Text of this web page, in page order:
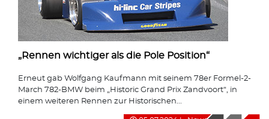
„Rennen wichtiger als die Pole Position“
Erneut gab Wolfgang Kaufmann mit seinem 78er Formel-2-
March 782-BMW beim „Historic Grand Prix Zandvoort“, in
einem weiteren Rennen zur Historischen...